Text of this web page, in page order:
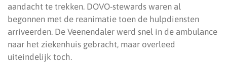
aandacht te trekken. DOVO-stewards waren al
begonnen met de reanimatie toen de hulpdiensten
arriveerden. De Veenendaler werd snel in de ambulance
naar het ziekenhuis gebracht, maar overleed
uiteindelijk toch.